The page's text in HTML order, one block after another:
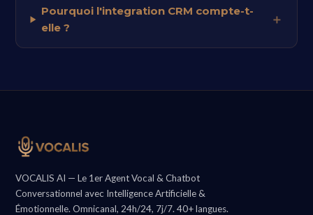
Pourquoi l'integration CRM compte-t-
elle ?
VOCALIS AI — Le 1er Agent Vocal & Chatbot
Conversationnel avec Intelligence Artificielle &
Émotionnelle. Omnicanal, 24h/24, 7j/7. 40+ langues.